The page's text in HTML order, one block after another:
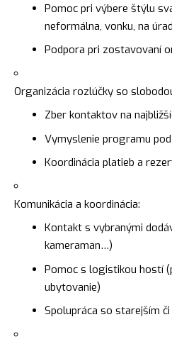
Pomoc pri výbere štýlu
neformálna, vonku, na
Podpora pri zostavovaní
Organizácia rozlúčky so
Zber kontaktov na
Vymyslenie programu
Koordinácia platieb a
Komunikácia a koordinácia:
Kontakt s vybranými
kameraman…)
Pomoc s logistikou hostí
ubytovanie)
Spolupráca so starejším